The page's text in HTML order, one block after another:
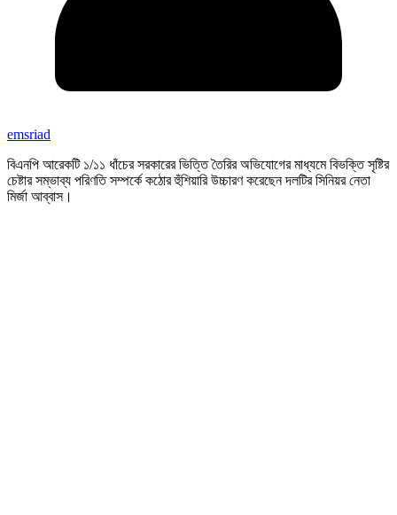
emsriad
বিএনপি আরেকটি ১/১১ ধাঁচের সরকারের ভিত্তি তৈরির অভিযোগের মাধ্যমে বিভক্তি সৃষ্টির
চেষ্টার সম্ভাব্য পরিণতি সম্পর্কে কঠোর হুঁশিয়ারি উচ্চারণ করেছেন দলটির সিনিয়র নেতা
মির্জা আব্বাস।